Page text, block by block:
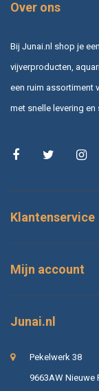
Over ons
Bij Junai.nl shop je
vijverproducten,
een ruim assortiment
met snelle levering
Klantenservice
Mijn account
Junai.nl
Pekelwerk 38
9663AW Nieuwe